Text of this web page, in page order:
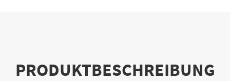
PRODUKTBESCHREIBUNG